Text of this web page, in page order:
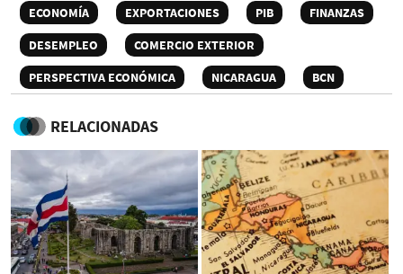
ECONOMÍA EXPORTACIONES PIB
FINANZAS
DESEMPLEO
COMERCIO EXTERIOR
PERSPECTIVA ECONÓMICA
NICARAGUA BCN
RELACIONADAS